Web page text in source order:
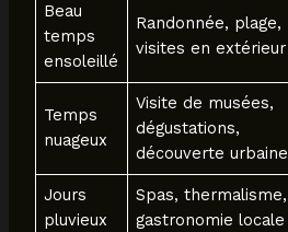
Beau
temps
ensoleillé
Randonnée, plage,
visites en extérieur
Temps
nuageux
Visite de musées,
dégustations,
découverte urbaine
Jours
pluvieux
Spas, thermalisme,
gastronomie locale